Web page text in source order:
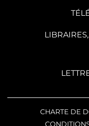
CHARTE DE